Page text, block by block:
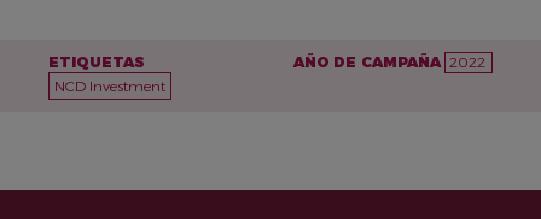
ETIQUETAS
NCD Investment
AÑO DE CAMPAÑA 2022